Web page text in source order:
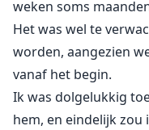
weken soms
Het was wel te
worden, aangezien
vanaf het begin.
Ik was dolgelukkig
hem, en eindelijk zou